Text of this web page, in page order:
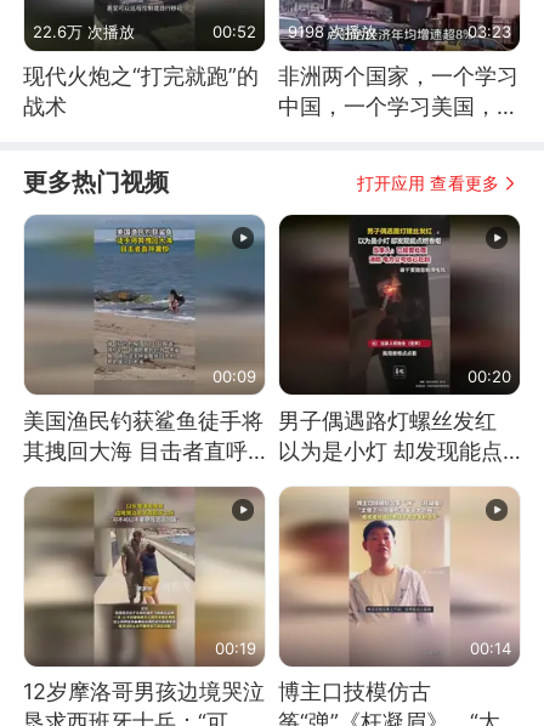
22.6万 次播放 00:52
现代火炮之“打完就跑”的
战术
9198 次播放 03:23
非洲两个国家，一个学习
中国，一个学习美国，结
更多热门视频 打开应用 查看更多
00:09
美国渔民钓获鲨鱼徒手将
其拽回大海 目击者直呼
震惊 （视频来源：参考
消息）
00:20
男子偶遇路灯螺丝发红
以为是小灯 却发现能点
燃香烟 当事人：已报警
处理
00:19
12岁摩洛哥男孩边境哭泣
00:14
博主口技模仿古